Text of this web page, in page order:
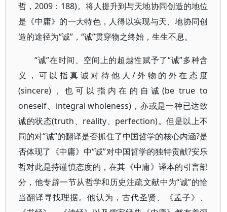
哲，2009：188)。将人提升到与天地协同创造的地位
是《中庸》的一大特色，人得以实现与天、地协同创
造的途径为“诚”，“诚”贯穿物之终始，生生不息。
“诚”在时间、空间上的超越性赋予了“诚”多种含
义，可以指真诚对待他人/外物的外在态度
(sincere)，也可以指内在的自诚(be true to
oneself、integral wholeness)，亦或是一种已达致
诚的状态(truth、reality、perfection)。但是以上不
同的对“诚”的翻译是否抓住了中国哲学的核心内涵?是
否体现了《中庸》中“诚”对中国哲学的独特贡献?安乐
哲对此是持谨慎态度的，在其《中庸》译本的引言部
分，他专辟一节从哲学和历史注疏文献中为“诚”的恰
当翻译寻找理据。他认为，古代圣贤、《孟子》、